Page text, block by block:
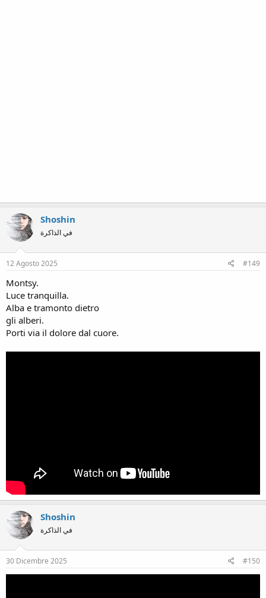
Shoshin
في الذاكرة
12 Agosto 2025 #149
Montsy.
Luce tranquilla.
Alba e tramonto dietro
gli alberi.
Porti via il dolore dal cuore.
Shoshin
في الذاكرة
30 Dicembre 2025 #150